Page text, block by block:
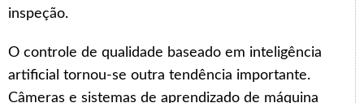
inspeção.
O controle de qualidade baseado em inteligência
artificial tornou-se outra tendência importante.
Câmeras e sistemas de aprendizado de máquina